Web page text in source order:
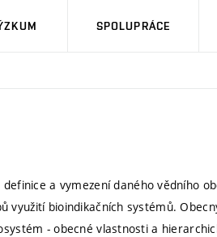
SPOLUPRÁCE
a vymezení daného vědního
využití bioindikačních systémů.
- obecné vlastnosti a